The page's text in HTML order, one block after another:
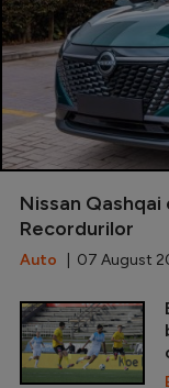
Nissan Qashqai
Recordurilor
Auto | 07 August